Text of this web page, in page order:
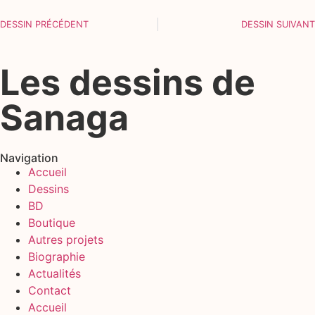
DESSIN PRÉCÉDENT DESSIN SUIVANT
Les dessins de
Sanaga
Navigation
Accueil
Dessins
BD
Boutique
Autres projets
Biographie
Actualités
Contact
Accueil